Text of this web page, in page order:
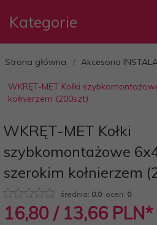
Kategorie
Strona główna Akcesoria
WKRĘT-MET Kołki
kołnierzem (200szt)
WKRĘT-MET Kołki
szybkomontażowe
szerokim kołnierzem
średnia: 0.0ocen: 0
16,80 / 13,66 PLN*